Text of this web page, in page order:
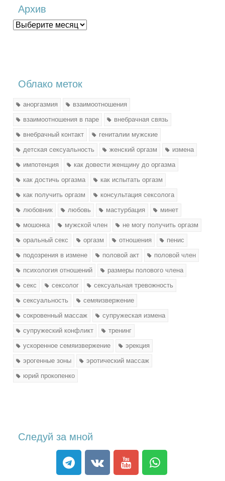
Архив
Облако меток
аноргазмия
взаимоотношения
взаимоотношения в паре
внебрачная связь
внебрачный контакт
гениталии мужские
детская сексуальность
женский оргазм
измена
импотенция
как довести женщину до оргазма
как достичь оргазма
как испытать оргазм
как получить оргазм
консультация сексолога
любовник
любовь мастурбация
минет
мошонка
мужской член
не могу получить оргазм
оральный секс
оргазм отношения
пенис
подозрения в измене
половой акт
половой член
психология отношений
размеры полового члена
секс
сексолог
сексуальная тревожность
сексуальность
семяизвержение
сокровенный массаж
супружеская измена
супружеский конфликт
тренинг
ускоренное семяизвержение
эрекция
эрогенные зоны
эротический массаж
юрий прокопенко
Следуй за мной